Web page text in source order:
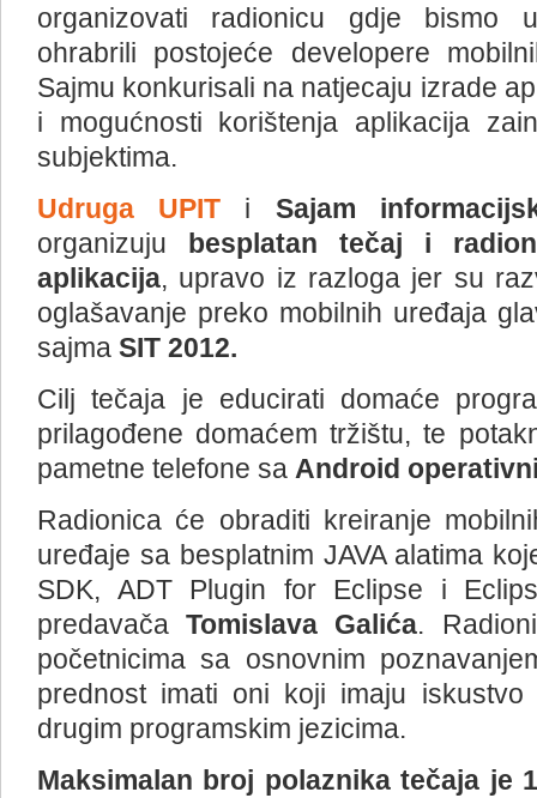
organizovati radionicu gdje bismo
ohrabrili postojeće developere
Sajmu konkurisali na natjecaju izrade
i mogućnosti korištenja aplikacija
subjektima.
Udruga UPIT i Sajam
organizuju besplatan tečaj i
aplikacija, upravo iz razloga jer su
oglašavanje preko mobilnih uređaja
sajma SIT 2012.
Cilj tečaja je educirati domaće
prilagođene domaćem tržištu, te
pametne telefone sa Android
Radionica će obraditi kreiranje
uređaje sa besplatnim JAVA alatima
SDK, ADT Plugin for Eclipse i
predavačaTomislava Galića.
početnicima sa osnovnim
prednost imati oni koji imaju
drugim programskim jezicima.
Maksimalan broj polaznika tečaja je